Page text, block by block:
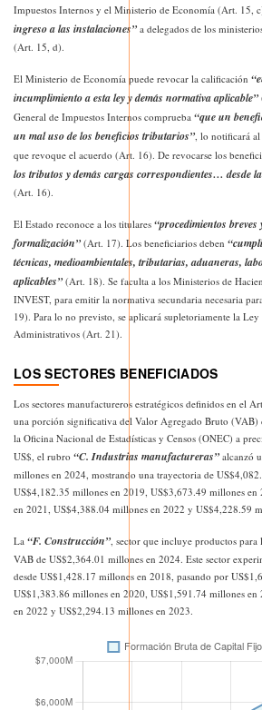
Impuestos Internos y el Ministerio de Economía (Art. 15,
ingreso a las instalaciones” a delegados de los
(Art. 15, d).
El Ministerio de Economía puede revocar la calificación
incumplimiento a esta ley y demás normativa aplicable”
General de Impuestos Internos comprueba “que un
un mal uso de los beneficios tributarios”, lo notificará
que revoque el acuerdo (Art. 16). De revocarse los
los tributos y demás cargas correspondientes… desde
(Art. 16).
El Estado reconoce a los titulares “procedimientos
formalización” (Art. 17). Los beneficiarios deben
técnicas, medioambientales, tributarias, aduaneras,
aplicables” (Art. 18). Se faculta a los Ministerios de
INVEST, para emitir la normativa secundaria necesaria
19). Para lo no previsto, se aplicará supletoriamente la
Administrativos (Art. 21).
LOS SECTORES BENEFICIADOS
Los sectores manufactureros estratégicos definidos en el
una porción significativa del Valor Agregado Bruto (VAB)
la Oficina Nacional de Estadísticas y Censos (ONEC) a
US$, el rubro “C. Industrias manufactureras” alcanzó
millones en 2024, mostrando una trayectoria de
US$4,182.35 millones en 2019, US$3,673.49 millones
en 2021, US$4,388.04 millones en 2022 y US$4,228.59
La “F. Construcción”, sector que incluye productos
VAB de US$2,364.01 millones en 2024. Este sector
desde US$1,428.17 millones en 2018, pasando por
US$1,383.86 millones en 2020, US$1,591.74 millones
en 2022 y US$2,294.13 millones en 2023.